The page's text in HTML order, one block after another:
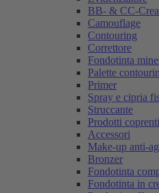
BB- & CC-
Camouflage
Contouring
Correttore
Fondotinta
Palette
Primer
Spray e cipria
Struccante
Prodotti coprenti
Accessori
Make-up anti-
Bronzer
Fondotinta
Fondotinta in